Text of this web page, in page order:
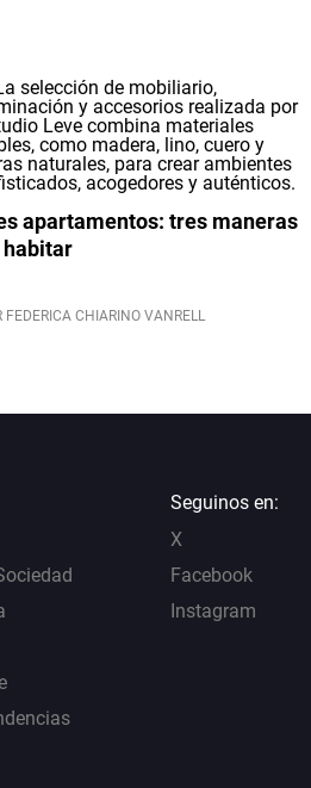
apartamentos: tres maneras
habitar
FEDERICA CHIARINO VANRELL
Seguinos en:
X
Facebook
Instagram